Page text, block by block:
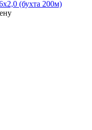
(бухта 200м)